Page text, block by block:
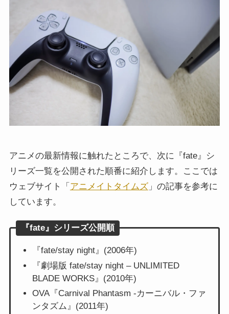
アニメの最新情報に触れたところで、次に『fate』シ
リーズ一覧を公開された順番に紹介します。ここでは
ウェブサイト「 アニメイトタイムズ」の記事を参考に
しています。
『fate』シリーズ公開順
『fate/stay night』(2006年)
『劇場版 fate/stay night – UNLIMITED
BLADE WORKS』(2010年)
OVA『Carnival Phantasm -カーニバル・ファ
ンタズム』(2011年)